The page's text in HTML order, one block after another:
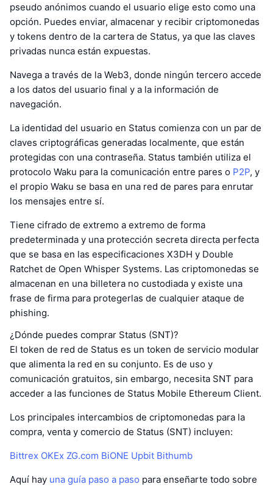
pseudo anónimos cuando el usuario elige esto como una
opción. Puedes enviar, almacenar y recibir criptomonedas
y tokens dentro de la cartera de Status, ya que las claves
privadas nunca están expuestas.
Navega a través de la Web3, donde ningún tercero accede
a los datos del usuario final y a la información de
navegación.
La identidad del usuario en Status comienza con un par de
claves criptográficas generadas localmente, que están
protegidas con una contraseña. Status también utiliza el
protocolo Waku para la comunicación entre pares o P2P, y
el propio Waku se basa en una red de pares para enrutar
los mensajes entre sí.
Tiene cifrado de extremo a extremo de forma
predeterminada y una protección secreta directa perfecta
que se basa en las especificaciones X3DH y Double
Ratchet de Open Whisper Systems. Las criptomonedas se
almacenan en una billetera no custodiada y existe una
frase de firma para protegerlas de cualquier ataque de
phishing.
¿Dónde puedes comprar Status (SNT)?
El token de red de Status es un token de servicio modular
que alimenta la red en su conjunto. Es de uso y
comunicación gratuitos, sin embargo, necesita SNT para
acceder a las funciones de Status Mobile Ethereum Client.
Los principales intercambios de criptomonedas para la
compra, venta y comercio de Status (SNT) incluyen:
Bittrex OKEx ZG.com BiONE Upbit Bithumb
Aquí hay una guía paso a paso para enseñarte todo sobre